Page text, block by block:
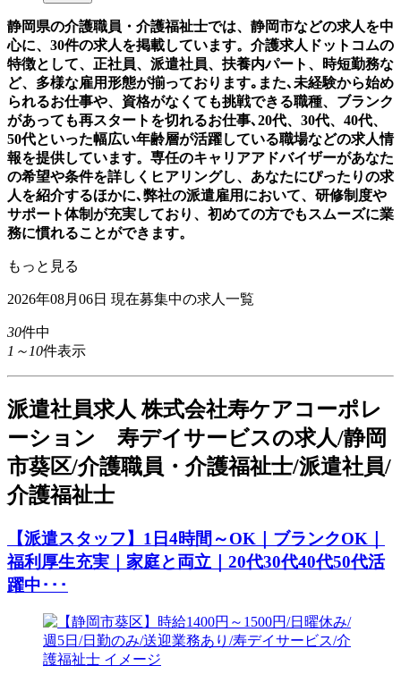
静岡県の介護職員・介護福祉士では、静岡市などの求人を中
心に、30件の求人を掲載しています。介護求人ドットコムの
特徴として、正社員、派遣社員、扶養内パート、時短勤務な
ど、多様な雇用形態が揃っております｡また､未経験から始め
られるお仕事や、資格がなくても挑戦できる職種、ブランク
があっても再スタートを切れるお仕事､20代、30代、40代、
50代といった幅広い年齢層が活躍している職場などの求人情
報を提供しています。専任のキャリアアドバイザーがあなた
の希望や条件を詳しくヒアリングし、あなたにぴったりの求
人を紹介するほかに､弊社の派遣雇用において、研修制度や
サポート体制が充実しており、初めての方でもスムーズに業
務に慣れることができます。
もっと見る
2026年08月06日 現在募集中の求人一覧
30件中
1～10件表示
派遣社員求人 株式会社寿ケアコーポレ
ーション 寿デイサービスの求人/静岡
市葵区/介護職員・介護福祉士/派遣社員/
介護福祉士
【派遣スタッフ】1日4時間～OK｜ブランクOK｜
福利厚生充実｜家庭と両立｜20代30代40代50代活
躍中･･･